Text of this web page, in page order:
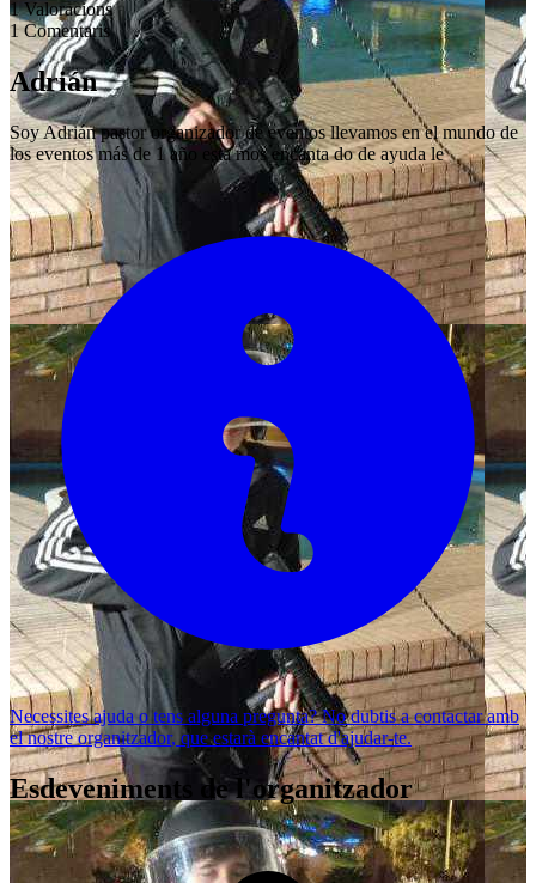
1 Valoracions
1 Comentaris
Adrián
Soy Adrián pastor organizador de eventos llevamos en el mundo de
los eventos más de 1 año esta mos encanta do de ayuda le
Necessites ajuda o tens alguna pregunta? No dubtis acontactar amb
el nostre organitzador, que estarà encantat d'ajudar-te.
Esdeveniments de l'organitzador